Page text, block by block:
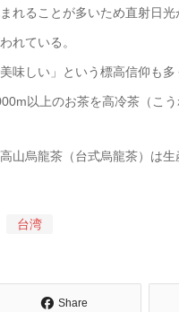
れることが多いため直射日
れている。
味しい」という標高信仰も多
以上のお茶を高冷茶（こ
山烏龍茶（台式烏龍茶）は
台湾
Share